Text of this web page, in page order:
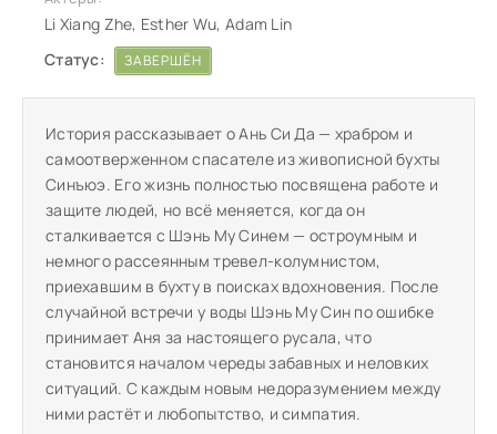
Li Xiang Zhe, Esther Wu, Adam Lin
Статус:
ЗАВЕРШЁН
История рассказывает о Ань Си Да — храбром и
самоотверженном спасателе из живописной бухты
Синъюэ. Его жизнь полностью посвящена работе и
защите людей, но всё меняется, когда он
сталкивается с Шэнь Му Синем — остроумным и
немного рассеянным тревел-колумнистом,
приехавшим в бухту в поисках вдохновения. После
случайной встречи у воды Шэнь Му Син по ошибке
принимает Аня за настоящего русала, что
становится началом череды забавных и неловких
ситуаций. С каждым новым недоразумением между
ними растёт и любопытство, и симпатия.